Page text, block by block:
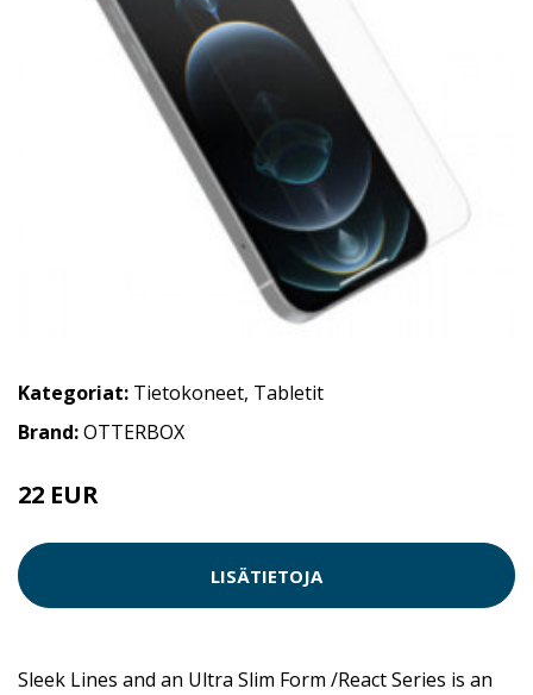
Kategoriat: Tietokoneet, Tabletit
Brand:OTTERBOX
22 EUR
LISÄTIETOJA
Sleek Lines and an Ultra Slim Form /React Series is an